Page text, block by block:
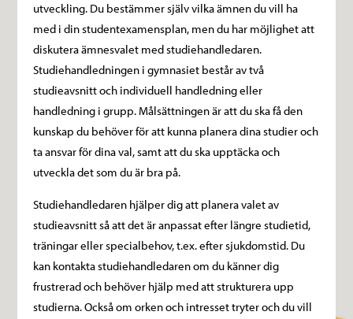
utveckling. Du bestämmer själv vilka ämnen du vill ha
med i din studentexamensplan, men du har möjlighet att
diskutera ämnesvalet med studiehandledaren.
Studiehandledningen i gymnasiet består av två
studieavsnitt och individuell handledning eller
handledning i grupp. Målsättningen är att du ska få den
kunskap du behöver för att kunna planera dina studier och
ta ansvar för dina val, samt att du ska upptäcka och
utveckla det som du är bra på.
Studiehandledaren hjälper dig att planera valet av
studieavsnitt så att det är anpassat efter längre studietid,
träningar eller specialbehov, t.ex. efter sjukdomstid. Du
kan kontakta studiehandledaren om du känner dig
frustrerad och behöver hjälp med att strukturera upp
studierna. Också om orken och intresset tryter och du vill